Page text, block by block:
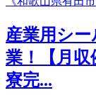
産業用シ
業！【月収
寮完...